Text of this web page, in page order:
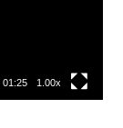
01:25 1.00x